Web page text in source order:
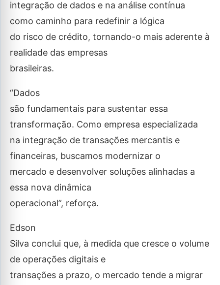
integração de dados e na análise contínua
como caminho para redefinir a lógica
do risco de crédito, tornando-o mais aderente à
realidade das empresas
brasileiras.
“Dados
são fundamentais para sustentar essa
transformação. Como empresa especializada
na integração de transações mercantis e
financeiras, buscamos modernizar o
mercado e desenvolver soluções alinhadas a
essa nova dinâmica
operacional”, reforça.
Edson
Silva conclui que, à medida que cresce o volume
de operações digitais e
transações a prazo, o mercado tende a migrar